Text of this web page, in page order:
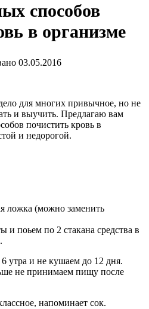
способов
в организме
03.05.2016
для многих привычное, но не
и выучить. Предлагаю вам
почистить кровь в
и недорогой.
ложка (можно заменить
и поьем по 2 стакана средства в
утра и не кушаем до 12 дня.
не принимаем пищу после
напоминает сок.